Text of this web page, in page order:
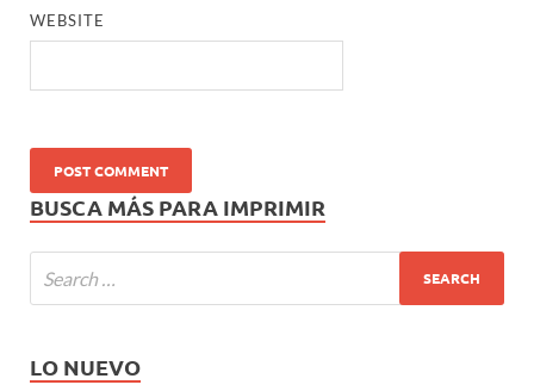
WEBSITE
BUSCA MÁS PARA IMPRIMIR
LO NUEVO